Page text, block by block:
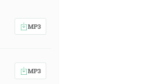
MP3
MP3